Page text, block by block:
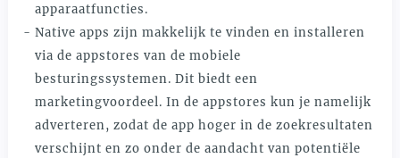
apparaatfuncties.
Native apps zijn makkelijk te vinden en installeren
via de appstores van de mobiele
besturingssystemen. Dit biedt een
marketingvoordeel. In de appstores kun je namelijk
adverteren, zodat de app hoger in de zoekresultaten
verschijnt en zo onder de aandacht van potentiële